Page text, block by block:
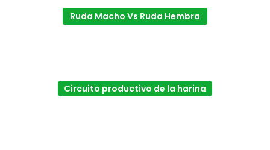
Ruda Macho Vs Ruda Hembra
Circuito productivo de la harina